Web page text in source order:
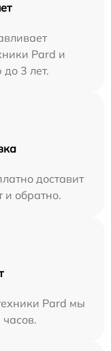
Pard и
3 лет.
доставит
и обратно.
Pard мы